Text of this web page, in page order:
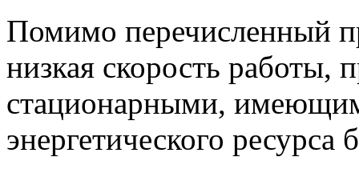
Помимо перечисленный
низкая скорость работы,
стационарными,
энергетического ресурса